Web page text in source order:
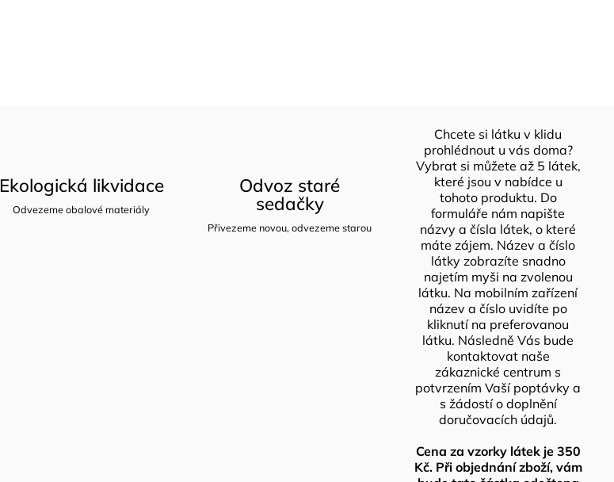
Ekologická likvidace
Odvezeme obalové materiály
Odvoz staré
sedačky
Přivezeme novou, odvezeme starou
Chcete si látku v klidu
prohlédnout u vás doma?
Vybrat si můžete až 5 látek,
které jsou v nabídce u
tohoto produktu. Do
formuláře nám napište
názvy a čísla látek, o které
máte zájem. Název a číslo
látky zobrazíte snadno
najetím myši na zvolenou
látku. Na mobilním zařízení
název a číslo uvidíte po
kliknutí na preferovanou
látku. Následně Vás bude
kontaktovat naše
zákaznické centrum s
potvrzením Vaší poptávky a
s žádostí o doplnění
doručovacích údajů.
Cena za vzorky látek je 350
Kč. Při objednání zboží, vám